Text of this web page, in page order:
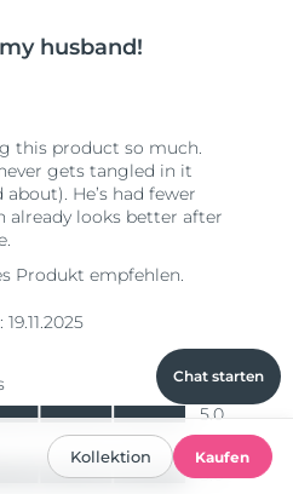
Chat starten
Kollektion Kaufen